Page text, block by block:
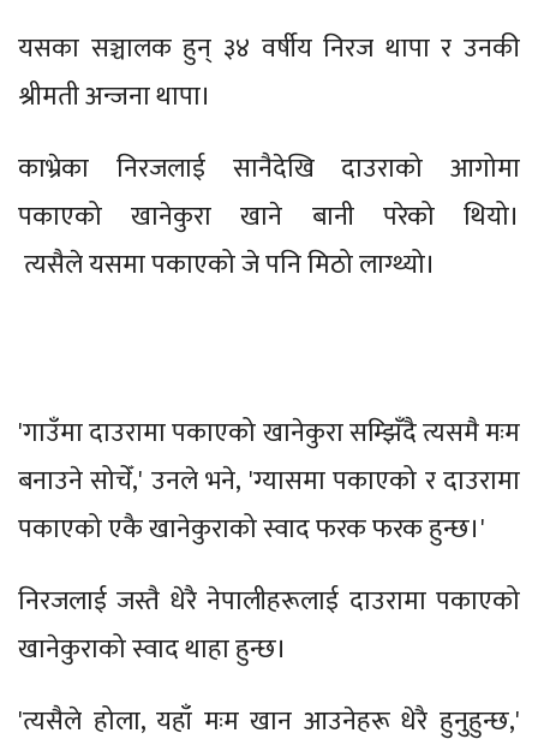
यसका सञ्चालक हुन् ३४ वर्षीय निरज थापा र उनकी
श्रीमती अन्जना थापा।
काभ्रेका निरजलाई सानैदेखि दाउराको आगोमा
पकाएको खानेकुरा खाने बानी परेको थियो।
त्यसैले यसमा पकाएको जे पनि मिठो लाग्थ्यो।
'गाउँमा दाउरामा पकाएको खानेकुरा सम्झिँदै त्यसमै मःम
बनाउने सोचेँ,' उनले भने, 'ग्यासमा पकाएको र दाउरामा
पकाएको एकै खानेकुराको स्वाद फरक फरक हुन्छ।'
निरजलाई जस्तै धेरै नेपालीहरूलाई दाउरामा पकाएको
खानेकुराको स्वाद थाहा हुन्छ।
'त्यसैले होला, यहाँ मःम खान आउनेहरू धेरै हुनुहुन्छ,'